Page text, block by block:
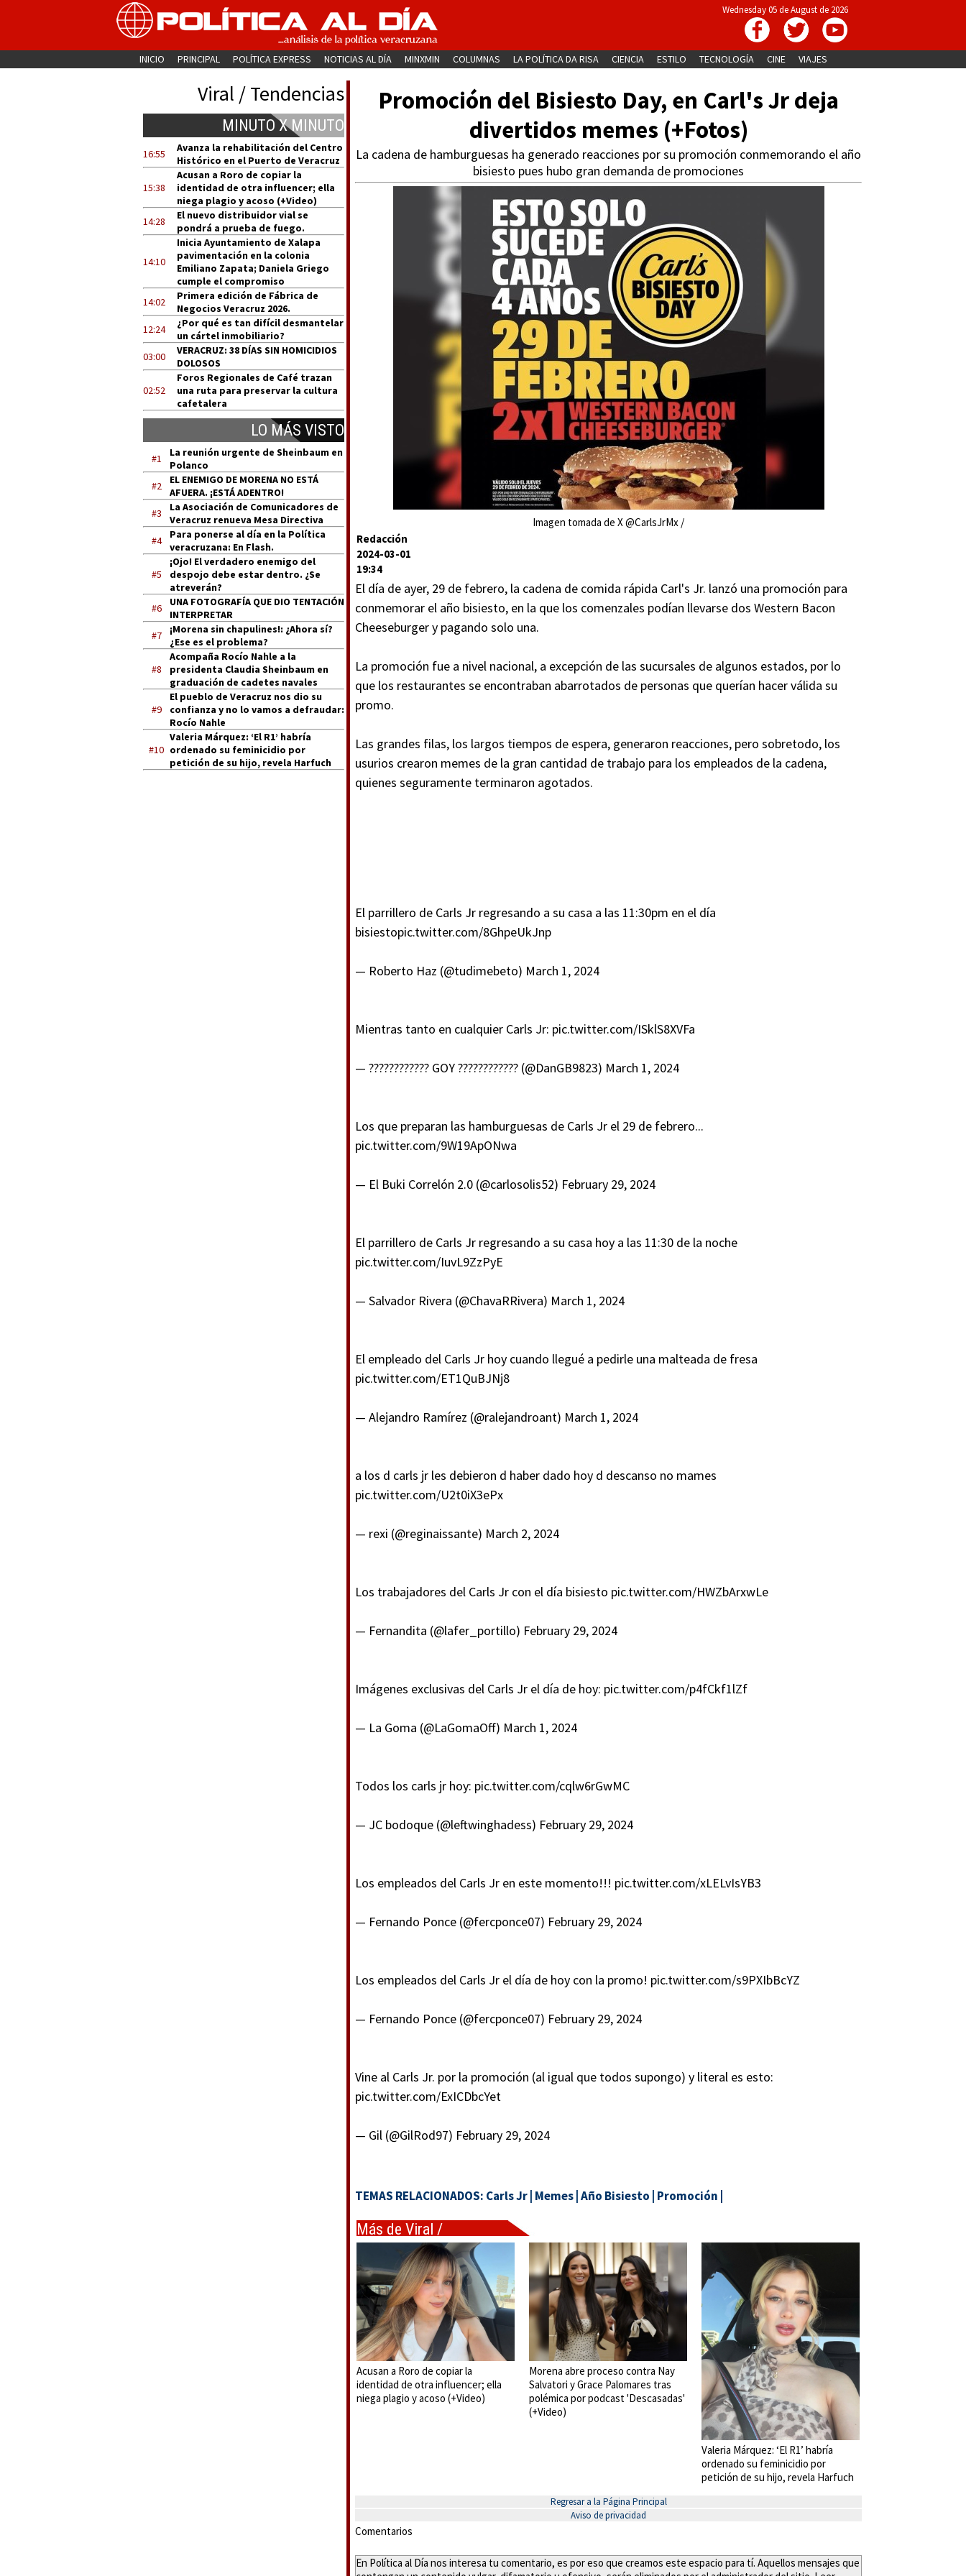
Wednesday 05 de August de 2026
INICIO PRINCIPAL POLÍTICA EXPRESS NOTICIAS AL DÍA MINXMIN COLUMNAS LA POLÍTICA DA RISA CIENCIA ESTILO TECNOLOGÍA CINE VIAJES
Viral / Tendencias
MINUTO X MINUTO
16:55
Avanza la rehabilitación del Centro
Histórico en el Puerto de Veracruz
15:38
Acusan a Roro de copiar la
identidad de otra influencer; ella
niega plagio y acoso (+Video)
14:28
El nuevo distribuidor vial se
pondrá a prueba de fuego.
14:10
Inicia Ayuntamiento de Xalapa
pavimentación en la colonia
Emiliano Zapata; Daniela Griego
cumple el compromiso
14:02
Primera edición de Fábrica de
Negocios Veracruz 2026.
12:24
¿Por qué es tan difícil desmantelar
un cártel inmobiliario?
03:00
VERACRUZ: 38 DÍAS SIN HOMICIDIOS
DOLOSOS
02:52
Foros Regionales de Café trazan
una ruta para preservar la cultura
cafetalera
LO MÁS VISTO
#1
La reunión urgente de Sheinbaum en
Polanco
#2
EL ENEMIGO DE MORENA NO ESTÁ
AFUERA. ¡ESTÁ ADENTRO!
#3
La Asociación de Comunicadores de
Veracruz renueva Mesa Directiva
#4
Para ponerse al día en la Política
veracruzana: En Flash.
#5
¡Ojo! El verdadero enemigo del
despojo debe estar dentro. ¿Se
atreverán?
#6
UNA FOTOGRAFÍA QUE DIO TENTACIÓN
INTERPRETAR
#7
¡Morena sin chapulines!: ¿Ahora sí?
¿Ese es el problema?
#8
Acompaña Rocío Nahle a la
presidenta Claudia Sheinbaum en
graduación de cadetes navales
#9
El pueblo de Veracruz nos dio su
confianza y no lo vamos a defraudar:
Rocío Nahle
#10
Valeria Márquez: ‘El R1’ habría
ordenado su feminicidio por
petición de su hijo, revela Harfuch
Promoción del Bisiesto Day, en Carl's Jr deja
divertidos memes (+Fotos)
La cadena de hamburguesas ha generado reacciones por su promoción conmemorando el año
bisiesto pues hubo gran demanda de promociones
Imagen tomada de X @CarlsJrMx /
Redacción
2024-03-01
19:34
El día de ayer, 29 de febrero, la cadena de comida rápida Carl's Jr. lanzó una promoción para
conmemorar el año bisiesto, en la que los comenzales podían llevarse dos Western Bacon
Cheeseburger y pagando solo una.
La promoción fue a nivel nacional, a excepción de las sucursales de algunos estados, por lo
que los restaurantes se encontraban abarrotados de personas que querían hacer válida su
promo.
Las grandes filas, los largos tiempos de espera, generaron reacciones, pero sobretodo, los
usurios crearon memes de la gran cantidad de trabajo para los empleados de la cadena,
quienes seguramente terminaron agotados.
El parrillero de Carls Jr regresando a su casa a las 11:30pm en el día
bisiestopic.twitter.com/8GhpeUkJnp
— Roberto Haz (@tudimebeto) March 1, 2024
Mientras tanto en cualquier Carls Jr: pic.twitter.com/ISklS8XVFa
— ???????????? GOY ???????????? (@DanGB9823) March 1, 2024
Los que preparan las hamburguesas de Carls Jr el 29 de febrero...
pic.twitter.com/9W19ApONwa
— El Buki Correlón 2.0 (@carlosolis52) February 29, 2024
El parrillero de Carls Jr regresando a su casa hoy a las 11:30 de la noche
pic.twitter.com/IuvL9ZzPyE
— Salvador Rivera (@ChavaRRivera) March 1, 2024
El empleado del Carls Jr hoy cuando llegué a pedirle una malteada de fresa
pic.twitter.com/ET1QuBJNj8
— Alejandro Ramírez (@ralejandroant) March 1, 2024
a los d carls jr les debieron d haber dado hoy d descanso no mames
pic.twitter.com/U2t0iX3ePx
— ‎rexi (@reginaissante) March 2, 2024
Los trabajadores del Carls Jr con el día bisiesto pic.twitter.com/HWZbArxwLe
— Fernandita (@lafer_portillo) February 29, 2024
Imágenes exclusivas del Carls Jr el día de hoy: pic.twitter.com/p4fCkf1lZf
— La Goma (@LaGomaOff) March 1, 2024
Todos los carls jr hoy: pic.twitter.com/cqlw6rGwMC
— JC bodoque (@leftwinghadess) February 29, 2024
Los empleados del Carls Jr en este momento!!! pic.twitter.com/xLELvIsYB3
— Fernando Ponce (@fercponce07) February 29, 2024
Los empleados del Carls Jr el día de hoy con la promo! pic.twitter.com/s9PXIbBcYZ
— Fernando Ponce (@fercponce07) February 29, 2024
Vine al Carls Jr. por la promoción (al igual que todos supongo) y literal es esto:
pic.twitter.com/ExICDbcYet
— Gil (@GilRod97) February 29, 2024
TEMAS RELACIONADOS: Carls Jr Memes Año Bisiesto Promoción
Más de Viral /
Tendencias
Acusan a Roro de copiar la
identidad de otra influencer; ella
niega plagio y acoso (+Video)
Morena abre proceso contra Nay
Salvatori y Grace Palomares tras
polémica por podcast 'Descasadas'
(+Video)
Valeria Márquez: ‘El R1’ habría
ordenado su feminicidio por
petición de su hijo, revela Harfuch
Regresar a la Página Principal
Aviso de privacidad
Comentarios
En Política al Día nos interesa tu comentario, es por eso que creamos este espacio para tí. Aquellos mensajes que